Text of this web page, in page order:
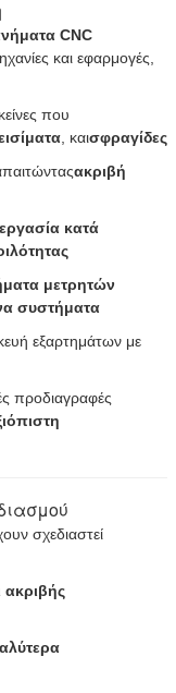
CNC
και εφαρμογές,
που
, καισφραγίδες
ακριβή
κατά
μετρητών
συστήματα
εξαρτημάτων με
προδιαγραφές
σχεδιαστεί
ακριβής